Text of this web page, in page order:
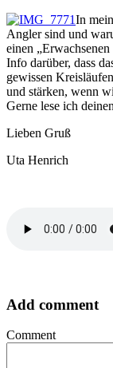
In
Angler sind und
einen
Info darüber, dass
gewissen
und stärken, wenn
Gerne lese ich
Lieben Gruß
Uta Henrich
Add comment
Comment